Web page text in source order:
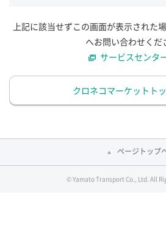
上記に該当せずこの画面が表示された
へお問い合わせくだ
サービスセンタ
クロネコマーケットト
ページトップ
© Yamato Transport Co., Ltd. All